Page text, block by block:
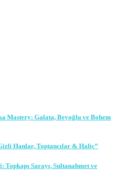
Mastery: Galata, Beyoğlu ve Bohem
Hanlar, Toptancılar & Haliç”
Topkapı Sarayı, Sultanahmet ve